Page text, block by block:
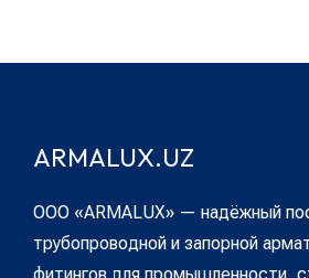
ARMALUX.UZ
ООО «ARMALUX» — надёжный
трубопроводной и запорной